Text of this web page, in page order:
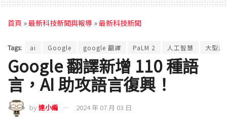
首頁 »最新科技新聞與報導 »最新科技新聞
Tags: ai Google google 翻譯 PaLM 2 人工智慧 大型語
Google 翻譯新增 110 種語
言，AI 助攻語言復興！
by達小編 2024 年 07 月 03 日